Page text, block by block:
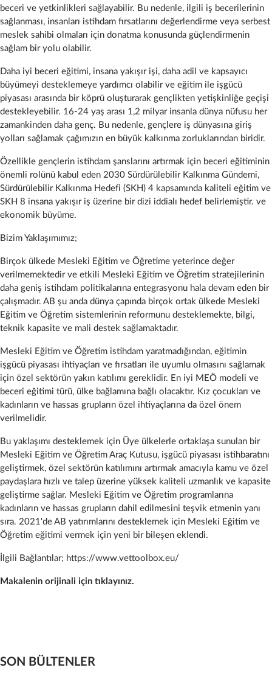
beceri ve yetkinlikleri sağlayabilir. Bu nedenle, ilgili iş becerilerinin
sağlanması, insanları istihdam fırsatlarını değerlendirme veya serbest
meslek sahibi olmaları için donatma konusunda güçlendirmenin
sağlam bir yolu olabilir.
Daha iyi beceri eğitimi, insana yakışır işi, daha adil ve kapsayıcı
büyümeyi desteklemeye yardımcı olabilir ve eğitim ile işgücü
piyasası arasında bir köprü oluşturarak gençlikten yetişkinliğe geçişi
destekleyebilir. 16-24 yaş arası 1,2 milyar insanla dünya nüfusu her
zamankinden daha genç. Bu nedenle, gençlere iş dünyasına giriş
yolları sağlamak çağımızın en büyük kalkınma zorluklarından biridir.
Özellikle gençlerin istihdam şanslarını artırmak için beceri eğitiminin
önemli rolünü kabul eden 2030 Sürdürülebilir Kalkınma Gündemi,
Sürdürülebilir Kalkınma Hedefi (SKH) 4 kapsamında kaliteli eğitim ve
SKH 8 insana yakışır iş üzerine bir dizi iddialı hedef belirlemiştir. ve
ekonomik büyüme.
Bizim Yaklaşımımız;
Birçok ülkede Mesleki Eğitim ve Öğretime yeterince değer
verilmemektedir ve etkili Mesleki Eğitim ve Öğretim stratejilerinin
daha geniş istihdam politikalarına entegrasyonu hala devam eden bir
çalışmadır. AB şu anda dünya çapında birçok ortak ülkede Mesleki
Eğitim ve Öğretim sistemlerinin reformunu desteklemekte, bilgi,
teknik kapasite ve mali destek sağlamaktadır.
Mesleki Eğitim ve Öğretim istihdam yaratmadığından, eğitimin
işgücü piyasası ihtiyaçları ve fırsatları ile uyumlu olmasını sağlamak
için özel sektörün yakın katılımı gereklidir. En iyi MEÖ modeli ve
beceri eğitimi türü, ülke bağlamına bağlı olacaktır. Kız çocukları ve
kadınların ve hassas grupların özel ihtiyaçlarına da özel önem
verilmelidir.
Bu yaklaşımı desteklemek için Üye ülkelerle ortaklaşa sunulan bir
Mesleki Eğitim ve Öğretim Araç Kutusu, işgücü piyasası istihbaratını
geliştirmek, özel sektörün katılımını artırmak amacıyla kamu ve özel
paydaşlara hızlı ve talep üzerine yüksek kaliteli uzmanlık ve kapasite
geliştirme sağlar. Mesleki Eğitim ve Öğretim programlarına
kadınların ve hassas grupların dahil edilmesini teşvik etmenin yanı
sıra. 2021'de AB yatırımlarını desteklemek için Mesleki Eğitim ve
Öğretim eğitimi vermek için yeni bir bileşen eklendi.
İlgili Bağlantılar; https://www.vettoolbox.eu/
Makalenin orijinali için tıklayınız.
SON BÜLTENLER